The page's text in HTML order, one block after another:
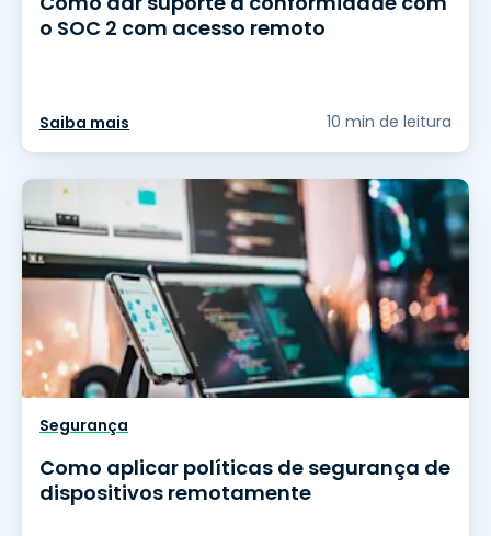
o SOC 2 com acesso remoto
Saiba mais 10 min de leitura
Segurança
Como aplicar políticas de segurança de
dispositivos remotamente